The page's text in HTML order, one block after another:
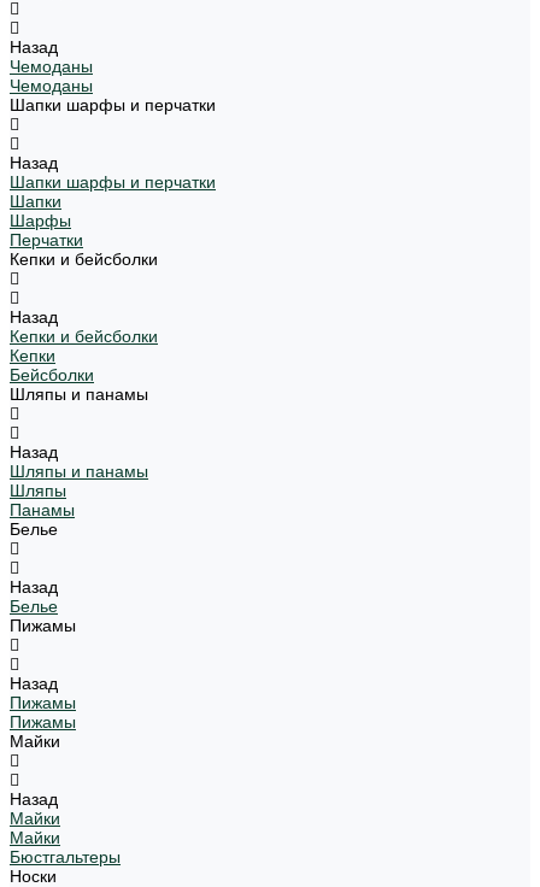
Назад
Чемоданы
Чемоданы
Шапки шарфы и перчатки
Назад
Шапки шарфы и перчатки
Шапки
Шарфы
Перчатки
Кепки и бейсболки
Назад
Кепки и бейсболки
Кепки
Бейсболки
Шляпы и панамы
Назад
Шляпы и панамы
Шляпы
Панамы
Белье
Назад
Белье
Пижамы
Назад
Пижамы
Пижамы
Майки
Назад
Майки
Майки
Бюстгальтеры
Носки